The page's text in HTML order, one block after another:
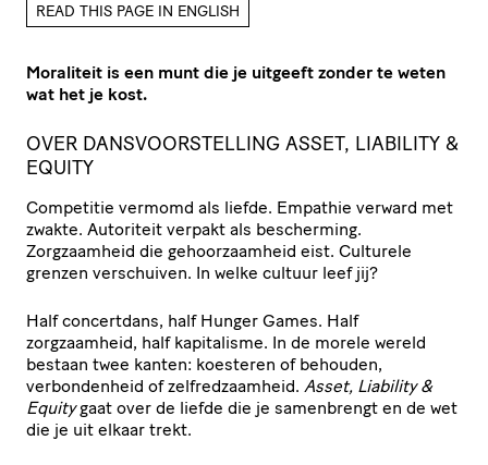
READ THIS PAGE IN ENGLISH
Moraliteit is een munt die je uitgeeft zonder te weten
wat het je kost.
OVER DANSVOORSTELLING ASSET, LIABILITY &
EQUITY
Competitie vermomd als liefde. Empathie verward met
zwakte. Autoriteit verpakt als bescherming.
Zorgzaamheid die gehoorzaamheid eist. Culturele
grenzen verschuiven. In welke cultuur leef jij?
Half concertdans, half Hunger Games. Half
zorgzaamheid, half kapitalisme. In de morele wereld
bestaan twee kanten: koesteren of behouden,
verbondenheid of zelfredzaamheid. Asset, Liability &
Equitygaat over de liefde die je samenbrengt en de wet
die je uit elkaar trekt.